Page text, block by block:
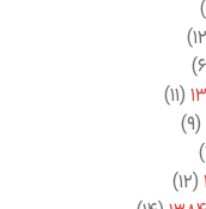
(۱۱)
(۹)
(۱۲)